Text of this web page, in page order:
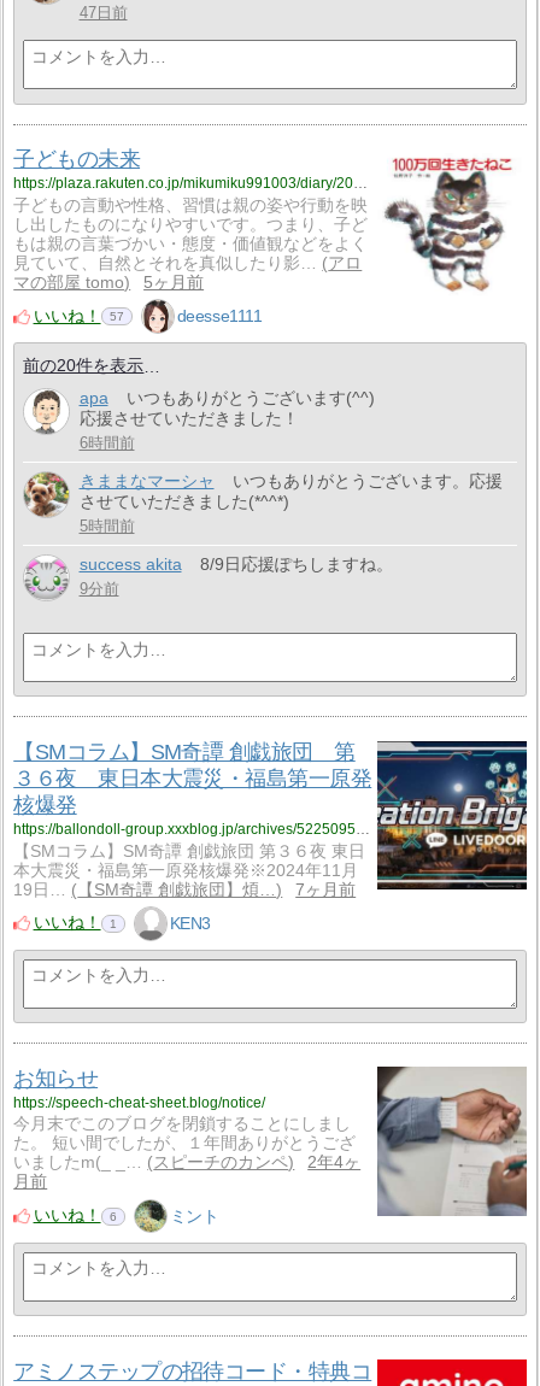
47日前
子どもの未来
https://plaza.rakuten.co.jp/mikumiku991003/diary/202603160000/
子どもの言動や性格、習慣は親の姿や行動を映
し出したものになりやすいです。つまり、子ど
もは親の言葉づかい・態度・価値観などをよく
見ていて、自然とそれを真似したり影…
アロ
マの部屋 tomo
5ヶ月前
いいね！
57 deesse1111
前の20件を表示
apa
いつもありがとうございます(^^)
応援させていただきました！
6時間前
きままなマーシャ
いつもありがとうございます。応援
させていただきました(*^^*)
5時間前
success akita 8/9日応援ぽちしますね。
9分前
【SMコラム】SM奇譚 創戯旅団 第
３６夜 東日本大震災・福島第一原発
核爆発
https://ballondoll-group.xxxblog.jp/archives/5225095.html
【SMコラム】SM奇譚 創戯旅団 第３６夜 東日
本大震災・福島第一原発核爆発※2024年11月
19日…
【SM奇譚 創戯旅団】煩…
7ヶ月前
いいね！
1 KEN3
お知らせ
https://speech-cheat-sheet.blog/notice/
今月末でこのブログを閉鎖することにしまし
た。 短い間でしたが、１年間ありがとうござ
いましたm(_ _…
スピーチのカンペ
2年4ヶ
月前
いいね！
6 ミント
アミノステップの招待コード・特典コ